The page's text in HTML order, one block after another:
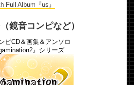
Full Album『us』
鏡音コンピなど）
ピCD＆画集＆アンソロ
』シリーズ